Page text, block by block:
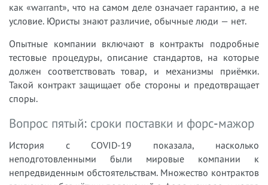
как «warrant», что на самом деле означает гарантию, а не
условие. Юристы знают различие, обычные люди — нет.
Опытные компании включают в контракты подробные
тестовые процедуры, описание стандартов, на которые
должен соответствовать товар, и механизмы приёмки.
Такой контракт защищает обе стороны и предотвращает
споры.
Вопрос пятый: сроки поставки и форс-мажор
История с COVID-19 показала, насколько
неподготовленными были мировые компании к
непредвиденным обстоятельствам. Множество контрактов